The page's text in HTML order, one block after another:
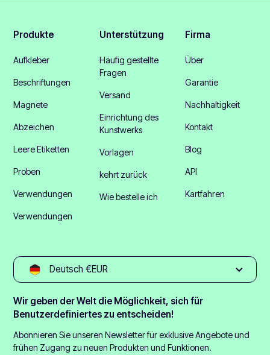
Produkte
Aufkleber
Beschriftungen
Magnete
Abzeichen
Leere Etiketten
Proben
Verwendungen
Verwendungen
Unterstützung
Häufig gestellte
Fragen
Versand
Einrichtung des
Kunstwerks
Vorlagen
kehrt zurück
Wie bestelle ich
Firma
Über
Garantie
Nachhaltigkeit
Kontakt
Blog
API
Kartfahren
Deutsch €EUR
Wir geben der Welt die Möglichkeit, sich für
Benutzerdefiniertes zu entscheiden!
Abonnieren Sie unseren Newsletter für exklusive Angebote und
frühen Zugang zu neuen Produkten und Funktionen.